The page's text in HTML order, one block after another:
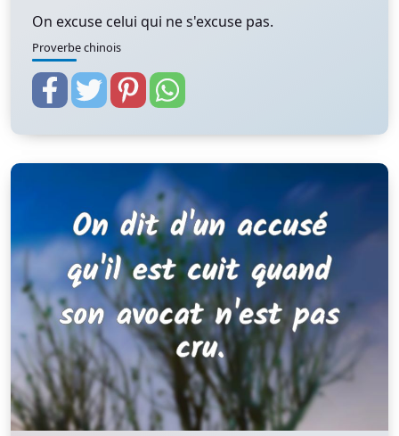
On excuse celui qui ne s'excuse pas.
Proverbe chinois